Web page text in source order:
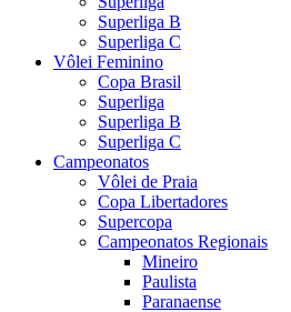
Superliga B
Superliga C
Vôlei Feminino
Copa Brasil
Superliga
Superliga B
Superliga C
Campeonatos
Vôlei de Praia
Copa Libertadores
Supercopa
Campeonatos Regionais
Mineiro
Paulista
Paranaense